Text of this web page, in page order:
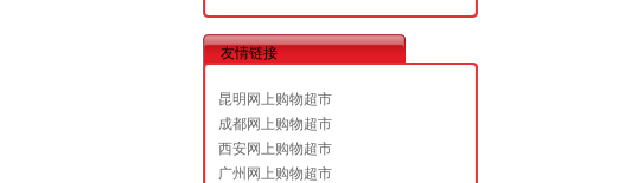
友情链接
昆明网上购物超市
成都网上购物超市
西安网上购物超市
广州网上购物超市